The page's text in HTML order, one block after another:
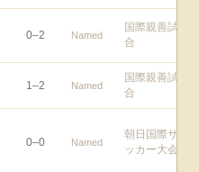
0–2 Named
国際親善試
合
1–2 Named
国際親善試
合
0–0 Named
朝日国際サ
ッカー大会